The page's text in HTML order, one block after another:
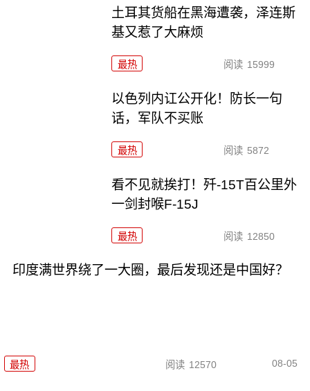
土耳其货船在黑海遭袭，泽连斯
基又惹了大麻烦
最热 阅读 15999
以色列内讧公开化！防长一句
话，军队不买账
最热 阅读 5872
看不见就挨打！歼-15T百公里外
一剑封喉F-15J
最热 阅读 12850
印度满世界绕了一大圈，最后发现还是中国好？
最热 阅读 12570 08-05